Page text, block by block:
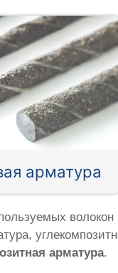
арматура
арматура.